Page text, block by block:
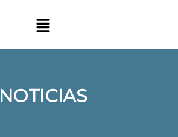
NOTICIAS